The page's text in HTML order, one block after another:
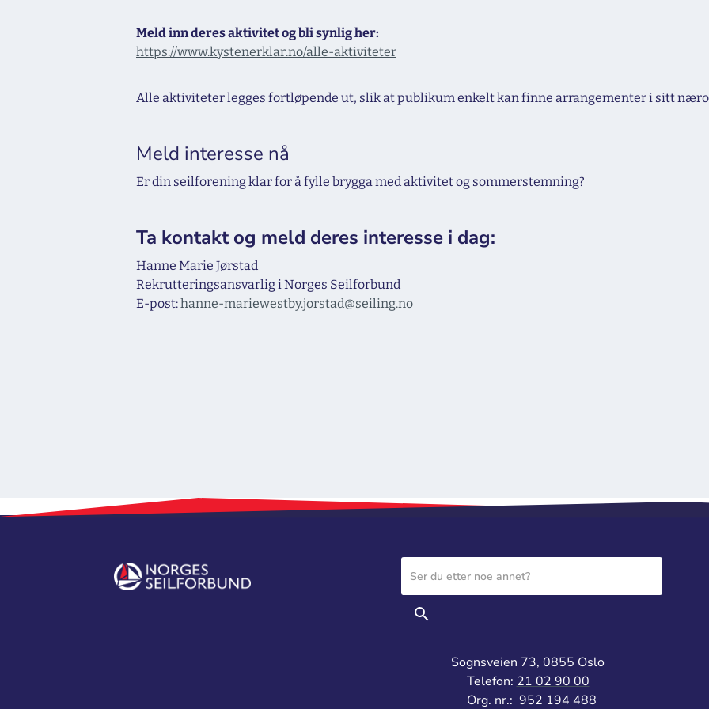
Meld inn deres aktivitet og bli synlig her:
https://www.kystenerklar.no/alle-aktiviteter
Alle aktiviteter legges fortløpende ut, slik at publikum enkelt kan finne arrangementer i sitt
Meld interesse nå
Er din seilforening klar for å fylle brygga med aktivitet og sommerstemning?
Ta kontakt og meld deres interesse i dag:
Hanne Marie Jørstad
Rekrutteringsansvarlig i Norges Seilforbund
E-post:hanne-mariewestby.jorstad@seiling.no
Sognsveien 73, 0855 Oslo
Telefon: 21 02 90 00
Org. nr.: 952 194 488